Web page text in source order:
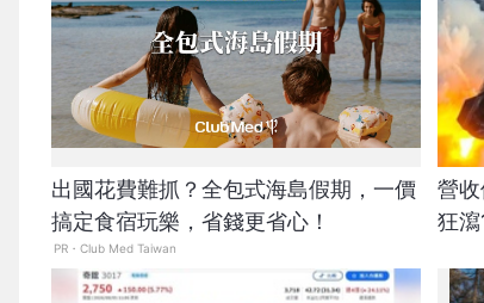
出國花費難抓？全包式海島假期，一價
搞定食宿玩樂，省錢更省心！
PR・Club Med Taiwan
營
狂